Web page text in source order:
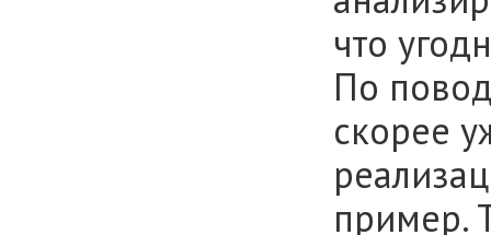
что
По
скорее
пример.